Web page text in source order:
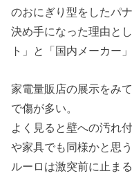
のおにぎり型をしたパ
決め手になった理由と
ト」と「国内メーカー
家電量販店の展示をみ
で傷が多い。
よく見ると壁への汚れ
や家具でも同様かと思
ルーロは激突前に止ま